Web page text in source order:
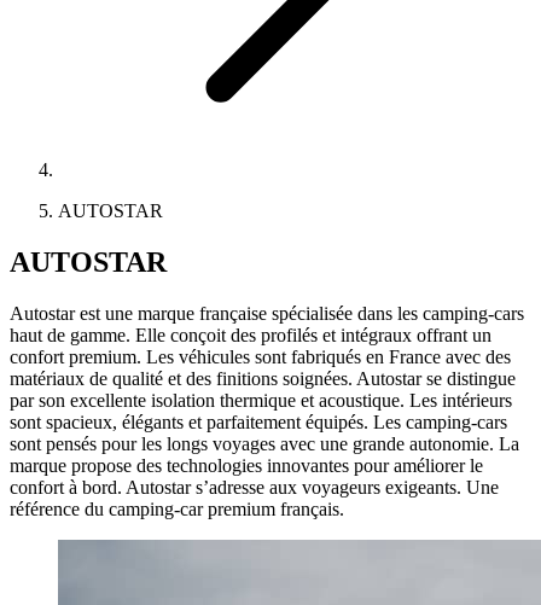
AUTOSTAR
AUTOSTAR
Autostar est une marque française spécialisée dans les camping-cars
haut de gamme. Elle conçoit des profilés et intégraux offrant un
confort premium. Les véhicules sont fabriqués en France avec des
matériaux de qualité et des finitions soignées. Autostar se distingue
par son excellente isolation thermique et acoustique. Les intérieurs
sont spacieux, élégants et parfaitement équipés. Les camping-cars
sont pensés pour les longs voyages avec une grande autonomie. La
marque propose des technologies innovantes pour améliorer le
confort à bord. Autostar s’adresse aux voyageurs exigeants. Une
référence du camping-car premium français.